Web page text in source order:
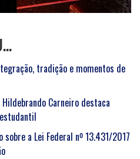
tradição e momentos de
Carneiro destaca
a Lei Federal nº 13.431/2017